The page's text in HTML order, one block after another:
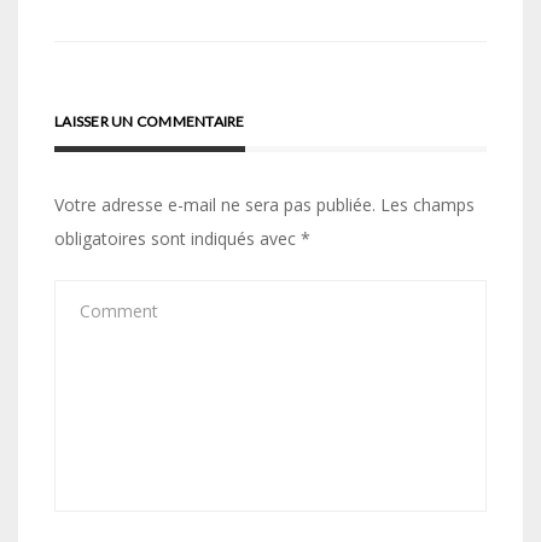
LAISSER UN COMMENTAIRE
Votre adresse e-mail ne sera pas publiée. Les champs
obligatoires sont indiqués avec *